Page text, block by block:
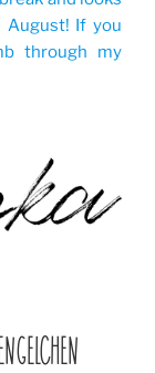
August! If you
through my